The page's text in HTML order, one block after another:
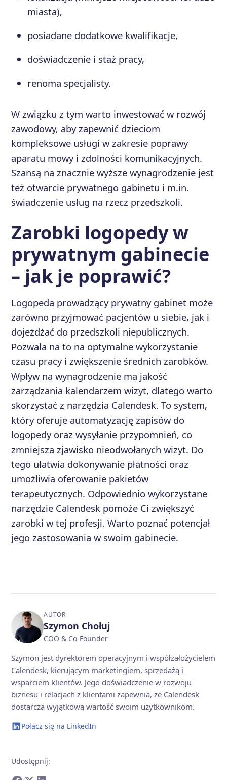
miasta),
posiadane dodatkowe kwalifikacje,
doświadczenie i staż pracy,
renoma specjalisty.
W związku z tym warto inwestować w rozwój
zawodowy, aby zapewnić dzieciom
kompleksowe usługi w zakresie poprawy
aparatu mowy i zdolności komunikacyjnych.
Szansą na znacznie wyższe wynagrodzenie jest
też otwarcie prywatnego gabinetu i m.in.
świadczenie usług na rzecz przedszkoli.
Zarobki logopedy w
prywatnym gabinecie
– jak je poprawić?
Logopeda prowadzący prywatny gabinet może
zarówno przyjmować pacjentów u siebie, jak i
dojeżdżać do przedszkoli niepublicznych.
Pozwala na to na optymalne wykorzystanie
czasu pracy i zwiększenie średnich zarobków.
Wpływ na wynagrodzenie ma jakość
zarządzania kalendarzem wizyt, dlatego warto
skorzystać z narzędzia Calendesk. To system,
który oferuje automatyzację zapisów do
logopedy oraz wysyłanie przypomnień, co
zmniejsza zjawisko nieodwołanych wizyt. Do
tego ułatwia dokonywanie płatności oraz
umożliwia oferowanie pakietów
terapeutycznych. Odpowiednio wykorzystane
narzędzie Calendesk pomoże Ci zwiększyć
zarobki w tej profesji. Warto poznać potencjał
jego zastosowania w swoim gabinecie.
AUTOR
Szymon Chołuj
COO & Co-Founder
Szymon jest dyrektorem operacyjnym i współzałożycielem
Calendesk, kierującym marketingiem, sprzedażą i
wsparciem klientów. Jego doświadczenie w rozwoju
biznesu i relacjach z klientami zapewnia, że Calendesk
dostarcza wyjątkową wartość swoim użytkownikom.
Połącz się na LinkedIn
Udostępnij: